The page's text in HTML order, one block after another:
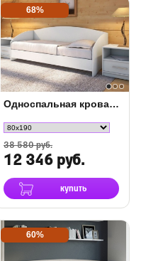
68%
Односпальная кровать Этюд софа
38 580 руб.
12 346 руб.
купить
60%